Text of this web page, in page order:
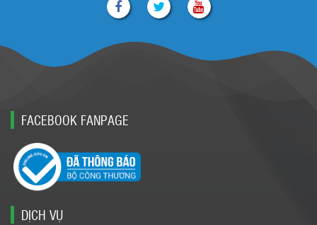
FACEBOOK FANPAGE
DỊCH VỤ